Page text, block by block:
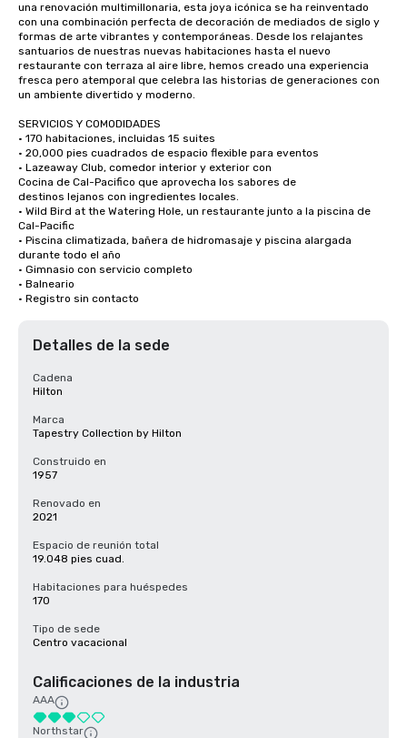
una renovación multimillonaria, esta joya icónica se ha reinventado
con una combinación perfecta de decoración de mediados de siglo y
formas de arte vibrantes y contemporáneas. Desde los relajantes
santuarios de nuestras nuevas habitaciones hasta el nuevo
restaurante con terraza al aire libre, hemos creado una experiencia
fresca pero atemporal que celebra las historias de generaciones con
un ambiente divertido y moderno.
SERVICIOS Y COMODIDADES
• 170 habitaciones, incluidas 15 suites
• 20,000 pies cuadrados de espacio flexible para eventos
• Lazeaway Club, comedor interior y exterior con
Cocina de Cal-Pacifico que aprovecha los sabores de
destinos lejanos con ingredientes locales.
• Wild Bird at the Watering Hole, un restaurante junto a la piscina de
Cal-Pacific
• Piscina climatizada, bañera de hidromasaje y piscina alargada
durante todo el año
• Gimnasio con servicio completo
• Balneario
• Registro sin contacto
Detalles de la sede
Cadena
Hilton
Marca
Tapestry Collection by Hilton
Construido en
1957
Renovado en
2021
Espacio de reunión total
19.048 pies cuad.
Habitaciones para huéspedes
170
Tipo de sede
Centro vacacional
Calificaciones de la industria
AAA
Northstar